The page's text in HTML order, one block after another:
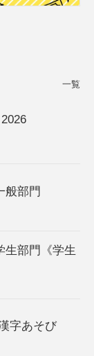
一覧
般部門
生部門《学生
字あそび